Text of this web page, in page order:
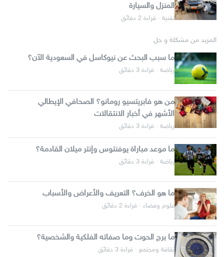
المنزل والسيارة
تقنية · قراءة 2 دقائق
المزيد من مشكلة و حل
ما سبب البحث عن نيوكاسل في السعودية الآن؟
رياضة · قراءة 3 دقائق
من هو فابريتسيو رومانو؟ الصحافي الإيطالي
الأشهر في أخبار الانتقالات
رياضة · قراءة 3 دقائق
ما موعد مباراة يوفنتوس وإنتر ميلان القادمة؟
رياضة · قراءة 3 دقائق
ما هو الخرف؟ التعريف والأعراض والأسباب
علوم وفضاء · قراءة 2 دقائق
ما برج الحوت وما صفاته الفلكية والشخصية؟
ثقافة ومجتمع · قراءة 3 دقائق